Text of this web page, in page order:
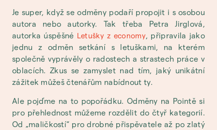
Je super, když se odměny podaří propojit i s osobou
autora nebo autorky. Tak třeba Petra Jirglová,
autorka úspěšné Letušky z economy, připravila jako
jednu z odměn setkání s letuškami, na kterém
společně vyprávěly o radostech a strastech práce v
oblacích. Zkus se zamyslet nad tím, jaký unikátní
zážitek můžeš čtenářům nabídnout ty.
Ale pojďme na to popořádku. Odměny na Pointě si
pro přehlednost můžeme rozdělit do čtyř kategorií.
Od „maličkostí“ pro drobné přispěvatele až po zlatý